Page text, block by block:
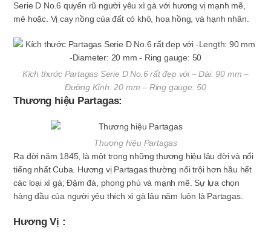
Serie D No.6 quyến rũ người yêu xì gà với hương vị mạnh mẽ,
mê hoặc. Vị cay nồng của đất cỏ khô, hoa hồng, và hạnh nhân.
Kích thước Partagas Serie D No.6 rất đẹp với – Dài: 90 mm –
Đường Kính: 20 mm – Ring gauge: 50
Thương hiệu Partagas:
Thương hiệu Partagas
Ra đời năm 1845, là một trong những thương hiệu lâu đời và nổi
tiếng nhất Cuba. Hương vị Partagas thường nổi trội hơn hầu hết
các loại xì gà; Đậm đà, phong phú và mạnh mẽ. Sự lựa chọn
hàng đầu của người yêu thích xì gà lâu năm luôn là Partagas.
Hương Vị :